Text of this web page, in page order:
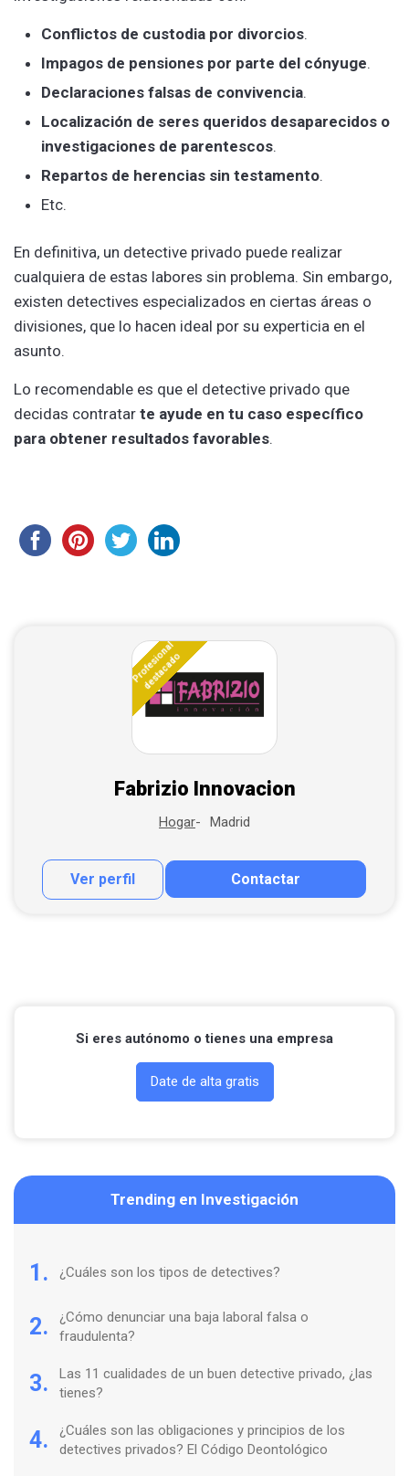
Conflictos de custodia por divorcios.
Impagos de pensiones por parte del cónyuge.
Declaraciones falsas de convivencia.
Localización de seres queridos desaparecidos o
investigaciones de parentescos.
Repartos de herencias sin testamento.
Etc.
En definitiva, un detective privado puede realizar
cualquiera de estas labores sin problema. Sin embargo,
existen detectives especializados en ciertas áreas o
divisiones, que lo hacen ideal por su experticia en el
asunto.
Lo recomendable es que el detective privado que
decidas contratar te ayude en tu caso específico
para obtener resultados favorables.
Profesional
destacado
Fabrizio Innovacion
Hogar Madrid
Ver perfil Contactar
Contactar por correo
Si eres autónomo o tienes una empresa
Date de alta gratis
Trending en Investigación
1. ¿Cuáles son los tipos de detectives?
2.
¿Cómo denunciar una baja laboral falsa o
fraudulenta?
3.
Las 11 cualidades de un buen detective privado, ¿las
tienes?
4.
¿Cuáles son las obligaciones y principios de los
detectives privados? El Código Deontológico